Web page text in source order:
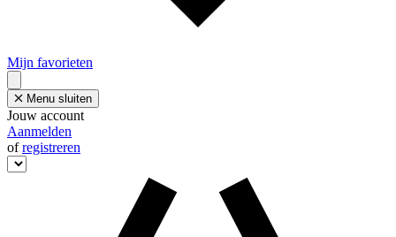
Mijn favorieten
Menu sluiten
Jouw account
Aanmelden
ofregistreren